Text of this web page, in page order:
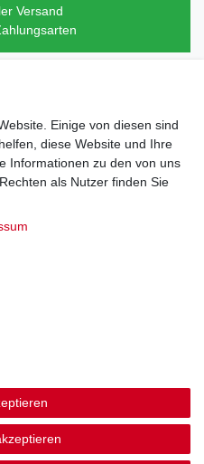
Versand
Rechte vorbehalten.
Einige von diesen sind
diese Website und Ihre
Informationen zu den von uns
als Nutzer finden Sie